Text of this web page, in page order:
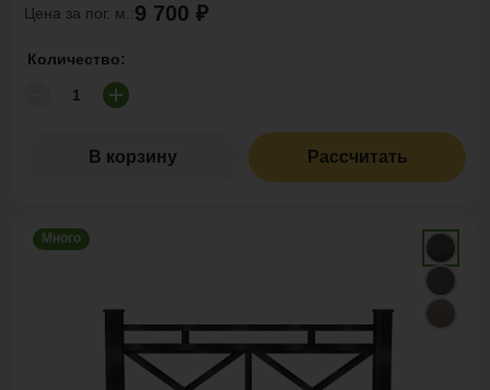
Цена за пог. м.:9 700 ₽
Количество:
В корзину Рассчитать
Много